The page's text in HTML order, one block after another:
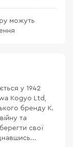
можуть
у 1942
Kogyo Ltd,
бренду K.
та
свої